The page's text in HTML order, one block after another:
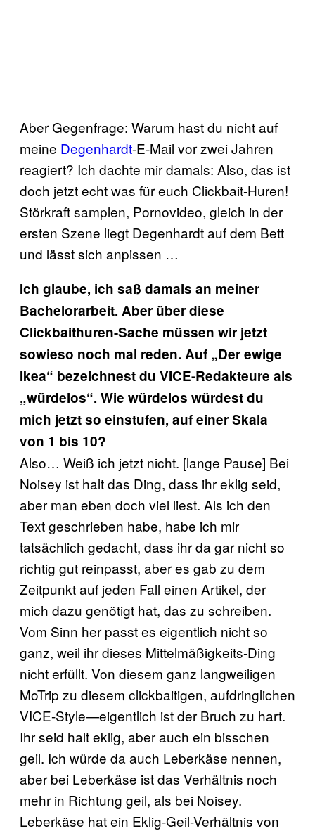
Aber Gegenfrage: Warum hast du nicht auf
meine Degenhardt-E-Mail vor zwei Jahren
reagiert? Ich dachte mir damals: Also, das ist
doch jetzt echt was für euch Clickbait-Huren!
Störkraft samplen, Pornovideo, gleich in der
ersten Szene liegt Degenhardt auf dem Bett
und lässt sich anpissen …
Ich glaube, ich saß damals an meiner
Bachelorarbeit. Aber über diese
Clickbaithuren-Sache müssen wir jetzt
sowieso noch mal reden. Auf „Der ewige
Ikea“ bezeichnest du VICE-Redakteure als
„würdelos“. Wie würdelos würdest du
mich jetzt so einstufen, auf einer Skala
von 1 bis 10?
Also… Weiß ich jetzt nicht. [lange Pause] Bei
Noisey ist halt das Ding, dass ihr eklig seid,
aber man eben doch viel liest. Als ich den
Text geschrieben habe, habe ich mir
tatsächlich gedacht, dass ihr da gar nicht so
richtig gut reinpasst, aber es gab zu dem
Zeitpunkt auf jeden Fall einen Artikel, der
mich dazu genötigt hat, das zu schreiben.
Vom Sinn her passt es eigentlich nicht so
ganz, weil ihr dieses Mittelmäßigkeits-Ding
nicht erfüllt. Von diesem ganz langweiligen
MoTrip zu diesem clickbaitigen, aufdringlichen
VICE-Style—eigentlich ist der Bruch zu hart.
Ihr seid halt eklig, aber auch ein bisschen
geil. Ich würde da auch Leberkäse nennen,
aber bei Leberkäse ist das Verhältnis noch
mehr in Richtung geil, als bei Noisey.
Leberkäse hat ein Eklig-Geil-Verhältnis von